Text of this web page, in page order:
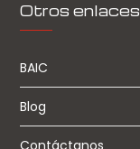
Otros enlaces
BAIC
Blog